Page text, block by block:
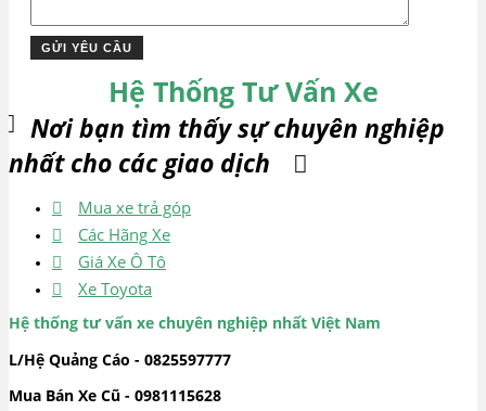
Hệ Thống Tư Vấn Xe
Nơi bạn tìm thấy sự chuyên nghiệp
nhất cho các giao dịch
Mua xe trả góp
Các Hãng Xe
Giá Xe Ô Tô
Xe Toyota
Hệ thống tư vấn xe chuyên nghiệp nhất Việt Nam
L/Hệ Quảng Cáo - 0825597777
Mua Bán Xe Cũ - 0981115628